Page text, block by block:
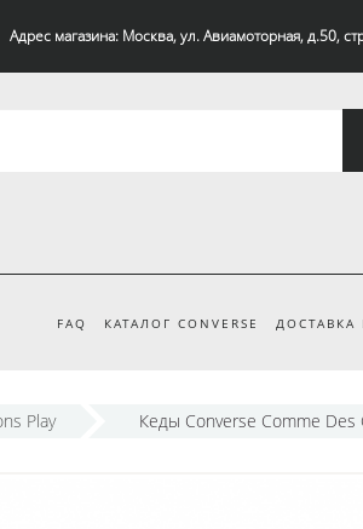
Адрес магазина: Москва, ул. Авиамоторная, д.50,
FAQ КАТАЛОГ CONVERSE ДОСТАВКА
Play Кеды Converse Comme Des